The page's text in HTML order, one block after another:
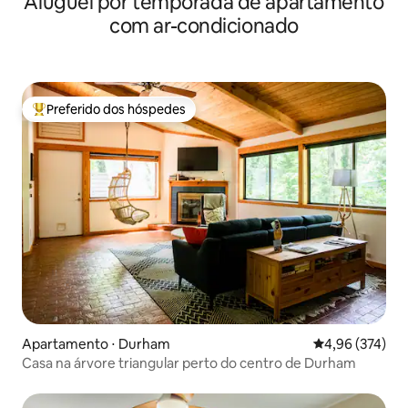
com ar-condicionado
Entre os melhores preferidos dos hóspedes
Preferido dos hóspedes
Apartamento ⋅ Durham 4,96 de uma
4,96 (374)
Casa na árvore triangular perto do centro de Durham